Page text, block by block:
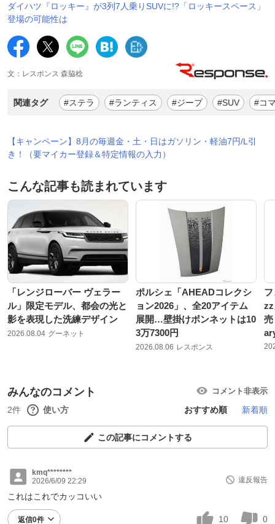
ダイハツ『ロッキー』が3列7人乗りSUVに!?「ロッキースペース」
登場の可能性は
文：レスポンス 森脇稔
関連タグ #ステラ #ランティス #ジープ #SUV #コ
【キャンペーン】8月の毎週金・土・日はガソリン・軽油7円/L引
き！（要マイカー登録＆特定情報の入力）
こんな記事も読まれています
「レンジローバー ヴェラー
ル」限定モデル、都会の光と
影を表現した洗練デザイン
2026.08.04 グーネット
ポルシェ「AHEADコレクシ
ョン2026」、全20アイテム
展開…壁掛けボンネットは10
3万7300円
2026.08.06 レスポンス
みんなのコメント コメント非表示
2件 使い方 おすすめ順 新着順
この記事にコメントする
kmq********
2026/6/09 22:29
違反報告
これはこれでカッコいい
返信0件 10 0